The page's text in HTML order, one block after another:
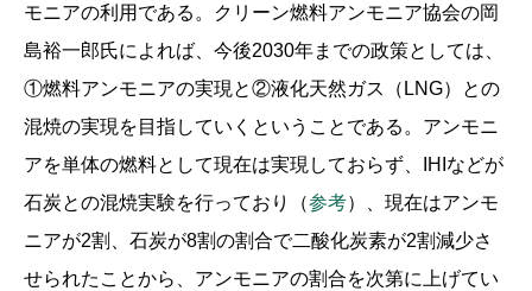
モニアの利用である。クリーン燃料アンモニア協会の岡
島裕一郎氏によれば、今後2030年までの政策としては、
①燃料アンモニアの実現と②液化天然ガス（LNG）との
混焼の実現を目指していくということである。アンモニ
アを単体の燃料として現在は実現しておらず、IHIなどが
石炭との混焼実験を行っており（参考）、現在はアンモ
ニアが2割、石炭が8割の割合で二酸化炭素が2割減少さ
せられたことから、アンモニアの割合を次第に上げてい